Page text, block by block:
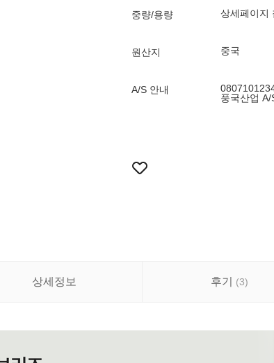
중량/용량 상세페이지
원산지 중국
A/S 안내
풍국산업
상세정보 후기 (3)